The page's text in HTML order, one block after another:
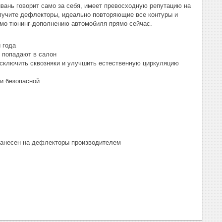
говорит само за себя, имеет превосходную репутацию на
дефлекторы, идеально повторяющие все контуры и
тюнинг-дополнению автомобиля прямо сейчас.
года
попадают в салон
сквозняки и улучшить естественную циркуляцию
безопасной
на дефлекторы производителем